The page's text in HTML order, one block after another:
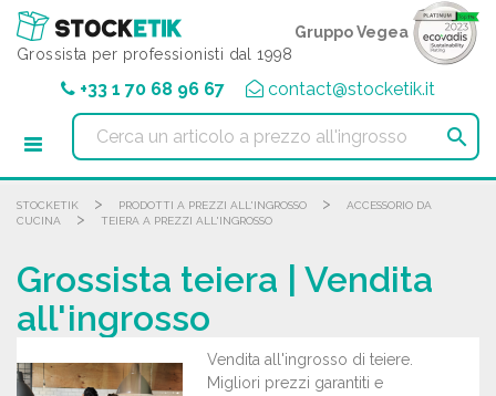
Grossista per professionisti dal 1998
Gruppo Vegea
+33 1 70 68 96 67 contact@stocketik.it

STOCKETIK > PRODOTTI A PREZZI ALL'INGROSSO >
ACCESSORIO DA
CUCINA
> TEIERA A PREZZI ALL'INGROSSO
Grossista teiera | Vendita
all'ingrosso
Vendita all'ingrosso di teiere.
Migliori prezzi garantiti e
Pannello di gestione dei cookies